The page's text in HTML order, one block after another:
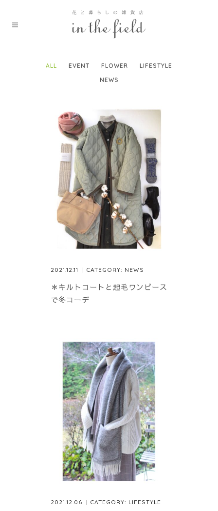
ALL EVENT FLOWER
LIFESTYLE
NEWS
2021.12.11 | CATEGORY: NEWS
＊キルトコートと起毛ワンピース
で冬コーデ
2021.12.06 | CATEGORY: LIFESTYLE